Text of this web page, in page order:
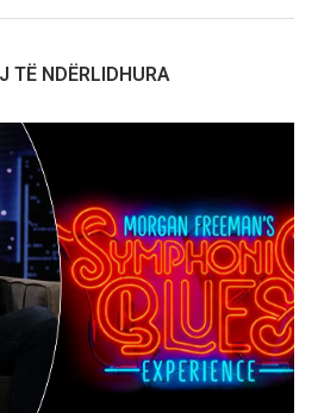
TË NDËRLIDHURA